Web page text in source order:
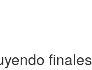
finales